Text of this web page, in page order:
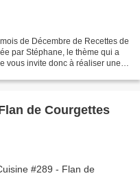
de Décembre de Recettes de
par Stéphane, le thème qui a
vous invite donc à réaliser une
de Courgettes